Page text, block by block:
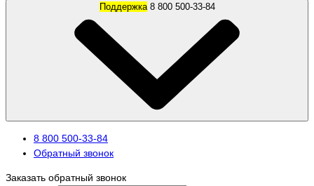
Поддержка 8 800 500-33-84
8 800 500-33-84
Обратный звонок
Заказать обратный звонок